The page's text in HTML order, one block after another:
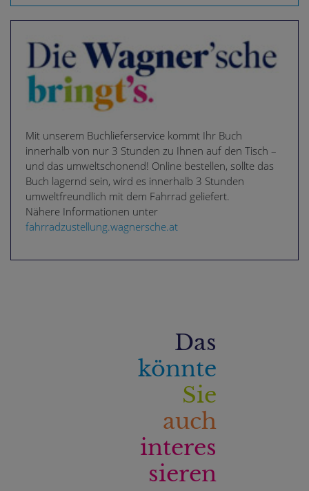
Mit unserem Buchlieferservice kommt Ihr Buch
innerhalb von nur 3 Stunden zu Ihnen auf den Tisch –
und das umweltschonend! Online bestellen, sollte das
Buch lagernd sein, wird es innerhalb 3 Stunden
umweltfreundlich mit dem Fahrrad geliefert.
Nähere Informationen unter
fahrradzustellung.wagnersche.at
Das
könnte
Sie
auch
interes
sieren